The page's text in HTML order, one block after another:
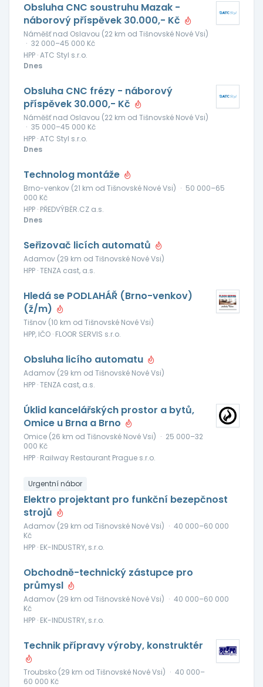
Obsluha CNC soustruhu Mazak -
náborový příspěvek 30.000,- Kč
Náměšť nad Oslavou (22 km od Tišnovské Nové Vsi)
· 32 000–45 000 Kč
HPP · ATC Styl s.r.o.
Dnes
Obsluha CNC frézy - náborový
příspěvek 30.000,- Kč
Náměšť nad Oslavou (22 km od Tišnovské Nové Vsi)
· 35 000–45 000 Kč
HPP · ATC Styl s.r.o.
Dnes
Technolog montáže
Brno-venkov (21 km od Tišnovské Nové Vsi) · 50 000–65
000 Kč
HPP · PŘEDVÝBĚR.CZ a.s.
Dnes
Seřizovač licích automatů
Adamov (29 km od Tišnovské Nové Vsi)
HPP · TENZA cast, a.s.
Hledá se PODLAHÁŘ (Brno-venkov)
(ž/m)
Tišnov (10 km od Tišnovské Nové Vsi)
HPP, IČO · FLOOR SERVIS s.r.o.
Obsluha licího automatu
Adamov (29 km od Tišnovské Nové Vsi)
HPP · TENZA cast, a.s.
Úklid kancelářských prostor a bytů,
Omice u Brna a Brno
Omice (26 km od Tišnovské Nové Vsi) · 25 000–32
000 Kč
HPP · Railway Restaurant Prague s.r.o.
Urgentní nábor
Elektro projektant pro funkční bezepčnost
strojů
Adamov (29 km od Tišnovské Nové Vsi) · 40 000–60 000
Kč
HPP · EK-INDUSTRY, s.r.o.
Obchodně-technický zástupce pro
průmysl
Adamov (29 km od Tišnovské Nové Vsi) · 40 000–60 000
Kč
HPP · EK-INDUSTRY, s.r.o.
Technik přípravy výroby, konstruktér
Troubsko (29 km od Tišnovské Nové Vsi) · 40 000–
60 000 Kč